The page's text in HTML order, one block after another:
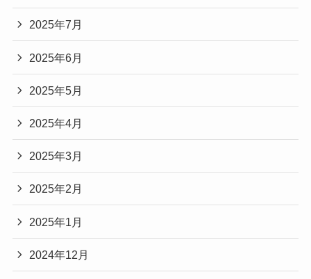
2025年7月
2025年6月
2025年5月
2025年4月
2025年3月
2025年2月
2025年1月
2024年12月